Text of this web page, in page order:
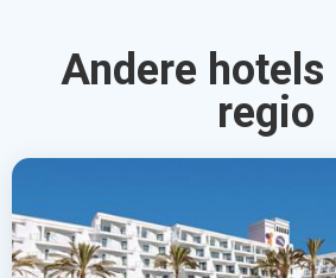
Andere hotels
regio